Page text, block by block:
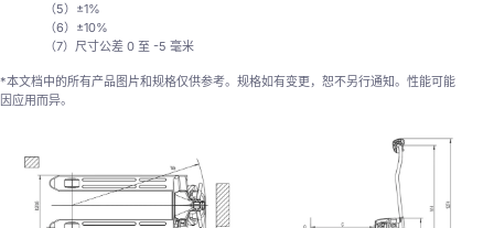
（5）±1%
（6）±10%
（7）尺寸公差 0 至 -5 毫米
*本文档中的所有产品图片和规格仅供参考。规格如有变更，恕不另行通知。性能可能
因应用而异。